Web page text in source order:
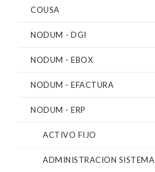
COUSA
NODUM - DGI
NODUM - EBOX
NODUM - EFACTURA
NODUM - ERP
ACTIVO FIJO
ADMINISTRACION SISTEMA